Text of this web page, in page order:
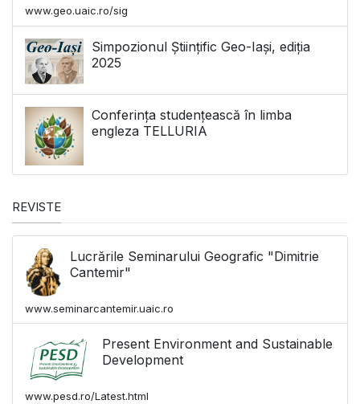
www.geo.uaic.ro/sig
Simpozionul Științific Geo-Iași, ediția
2025
Conferința studențească în limba
engleza TELLURIA
REVISTE
Lucrările Seminarului Geografic "Dimitrie
Cantemir"
www.seminarcantemir.uaic.ro
Present Environment and Sustainable
Development
www.pesd.ro/Latest.html